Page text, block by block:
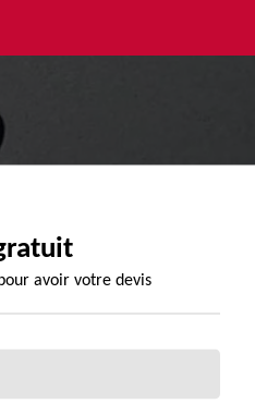
avoir votre devis